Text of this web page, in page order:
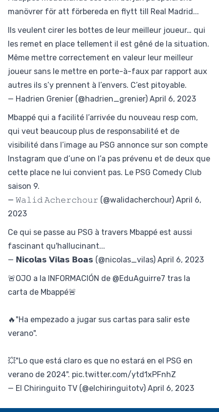
manövrer för att förbereda en flytt till Real Madrid...
Ils veulent cirer les bottes de leur meilleur joueur… qui
les remet en place tellement il est gêné de la situation.
Même mettre correctement en valeur leur meilleur
joueur sans le mettre en porte-à-faux par rapport aux
autres ils s’y prennent à l’envers. C’est pitoyable.
— Hadrien Grenier (@hadrien_grenier) April 6, 2023
Mbappé qui a facilité l’arrivée du nouveau resp com,
qui veut beaucoup plus de responsabilité et de
visibilité dans l’image au PSG annonce sur son compte
Instagram que d’une on l’a pas prévenu et de deux que
cette place ne lui convient pas. Le PSG Comedy Club
saison 9.
— 𝚆𝚊𝚕𝚒𝚍 𝙰𝚌𝚑𝚎𝚛𝚌𝚑𝚘𝚞𝚛 (@walidacherchour) April 6,
2023
Ce qui se passe au PSG à travers Mbappé est aussi
fascinant qu'hallucinant...
— 𝗡𝗶𝗰𝗼𝗹𝗮𝘀 𝗩𝗶𝗹𝗮𝘀 𝗕𝗼𝗮𝘀 (@nicolas_vilas) April 6, 2023
🚨OJO a la INFORMACIÓN de @EduAguirre7 tras la
carta de Mbappé🚨
🔥"Ha empezado a jugar sus cartas para salir este
verano".
💥"Lo que está claro es que no estará en el PSG en
verano de 2024". pic.twitter.com/ytd1xPFnhZ
— El Chiringuito TV (@elchiringuitotv) April 6, 2023